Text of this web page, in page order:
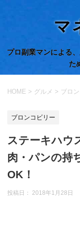
マ
プロ副業マンによる
た
HOME > グルメ > ブロ
ブロンコビリー
ステーキハウ
肉・パンの持
OK！
投稿日： 2018年1月